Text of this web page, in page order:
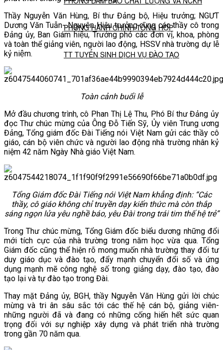
PHÒNG HÀNH CHÍNH TỔNG HỢP
TT TUYỂN SINH DỊCH VỤ ĐÀO TẠO
NGHIÊN CỨU KHOA HỌC
VĂN BẢN
THƯ VIỆN
Thầy Nguyễn Văn Hùng, Bí thư Đảng bộ, Hiệu trưởng; NGƯT
Dương Văn Tuẫn- Nguyên Hiệu trưởng cùng các thầy cô trong
Đảng ủy, Ban Giám hiệu, Trưởng phó các đơn vị, khoa, phòng
và toàn thể giảng viên, người lao động, HSSV nhà trường dự lễ
kỷ niệm.
Toàn cảnh buổi lễ
Mở đầu chương trình, cô Phan Thị Lệ Thu, Phó Bí thư Đảng ủy
đọc Thư chúc mừng của Ông Đỗ Tiến Sỹ, Ủy viên Trung ương
Đảng, Tổng giám đốc Đài Tiếng nói Việt Nam gửi các thầy cô
giáo, cán bộ viên chức và người lao động nhà trường nhân kỷ
niệm 42 năm Ngày Nhà giáo Việt Nam.
Tổng Giám đốc Đài Tiếng nói Việt Nam khẳng định: “Các
thầy, cô giáo không chỉ truyền dạy kiến thức mà còn thắp
sáng ngọn lửa yêu nghề báo, yêu Đài trong trái tim thế hệ trẻ”
Trong Thư chúc mừng, Tổng Giám đốc biểu dương những đổi
mới tích cực của nhà trường trong năm học vừa qua. Tổng
Giám đốc cũng thể hiện rõ mong muốn nhà trường thay đổi tư
duy giáo dục và đào tạo, đẩy mạnh chuyển đổi số và ứng
dụng mạnh mẽ công nghệ số trong giảng dạy, đào tạo, đào
tạo lại và tự đào tạo trong Đài.
Thay mặt Đảng ủy, BGH, thầy Nguyễn Văn Hùng gửi lời chúc
mừng và tri ân sâu sắc tới các thế hệ cán bộ, giảng viên-
những người đã và đang có những cống hiến hết sức quan
trọng đối với sự nghiệp xây dựng và phát triển nhà trường
trong gần 70 năm qua.